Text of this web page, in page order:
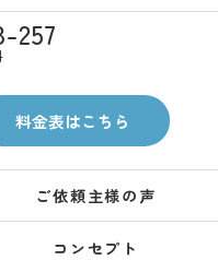
257
料金表はこちら
ご依頼主様の声
コンセプト